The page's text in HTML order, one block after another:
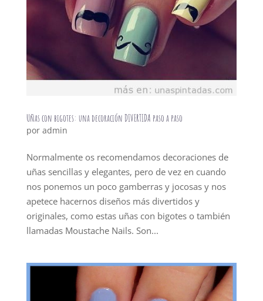
Uñas con bigotes: una decoración DIVERTIDA paso a paso
por admin
Normalmente os recomendamos decoraciones de
uñas sencillas y elegantes, pero de vez en cuando
nos ponemos un poco gamberras y jocosas y nos
apetece hacernos diseños más divertidos y
originales, como estas uñas con bigotes o también
llamadas Moustache Nails. Son...